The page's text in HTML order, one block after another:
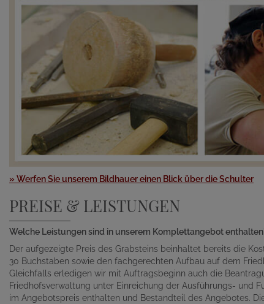
» Werfen Sie unserem Bildhauer einen Blick über die Schulter
PREISE & LEISTUNGEN
Welche Leistungen sind in unserem Komplettangebot
Der aufgezeigte Preis des Grabsteins beinhaltet bereits die
30 Buchstaben sowie den fachgerechten Aufbau auf dem
Gleichfalls erledigen wir mit Auftragsbeginn auch die
Friedhofsverwaltung unter Einreichung der Ausführungs- und
im Angebotspreis enthalten und Bestandteil des Angebotes.